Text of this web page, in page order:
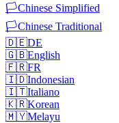
🏳️Chinese Simplified
🏳️Chinese Traditional
🇩🇪DE
🇬🇧English
🇫🇷FR
🇮🇩Indonesian
🇮🇹Italiano
🇰🇷Korean
🇲🇾Melayu